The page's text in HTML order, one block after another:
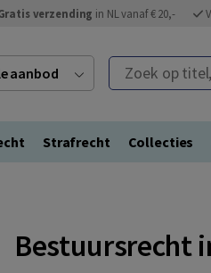
verzending in NL vanaf € 20,-
aanbod Zoek op titel,
Strafrecht Collecties
Bestuursrecht